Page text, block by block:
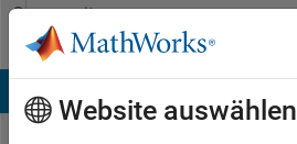
Weiter zum Inhalt
Community
Profile
Website auswählen